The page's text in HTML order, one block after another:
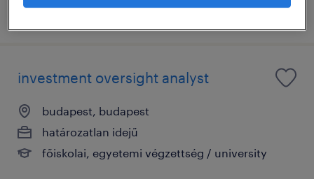
megjelenítve ekkor: 27 július 2026
investment oversight analyst
budapest, budapest
határozatlan idejű
főiskolai, egyetemi végzettség / university